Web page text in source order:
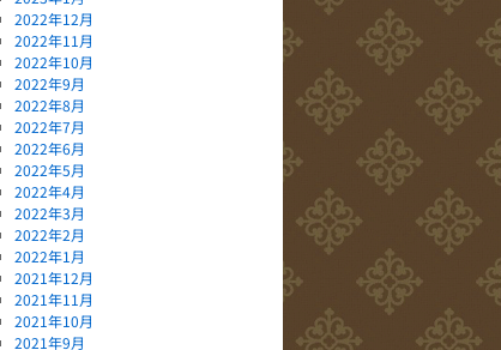
2022年12月
2022年11月
2022年10月
2022年9月
2022年8月
2022年7月
2022年6月
2022年5月
2022年4月
2022年3月
2022年2月
2022年1月
2021年12月
2021年11月
2021年10月
2021年9月